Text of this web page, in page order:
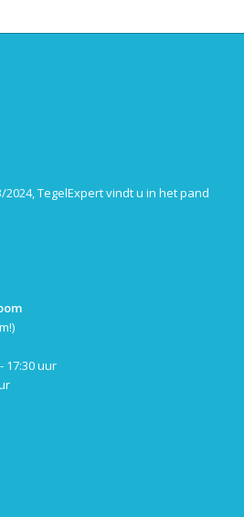
TegelExpert vindt u in het pand
17:30 uur